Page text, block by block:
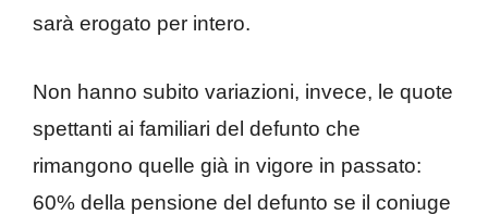
sarà erogato per intero.
Non hanno subito variazioni, invece, le quote
spettanti ai familiari del defunto che
rimangono quelle già in vigore in passato:
60% della pensione del defunto se il coniuge